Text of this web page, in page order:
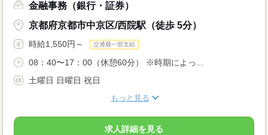
金融事務（銀行・証券）
京都府京都市中京区/西院駅（徒歩 5分）
時給1,550円～ 交通費一部支給
08：40〜17：00（休憩60分） ※時期によっ...
土曜日 日曜日 祝日
もっと見る
求人詳細を見る